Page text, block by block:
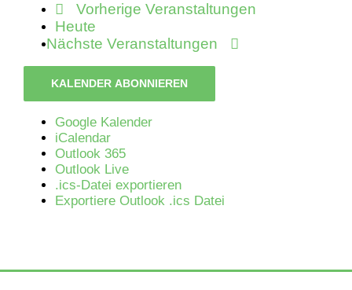
VorherigeVeranstaltungen
Heute
Nächste Veranstaltungen
KALENDER ABONNIEREN
Google Kalender
iCalendar
Outlook 365
Outlook Live
.ics-Datei exportieren
Exportiere Outlook .ics Datei